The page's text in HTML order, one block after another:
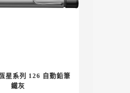
星系列 126 自動鉛筆
鐵灰